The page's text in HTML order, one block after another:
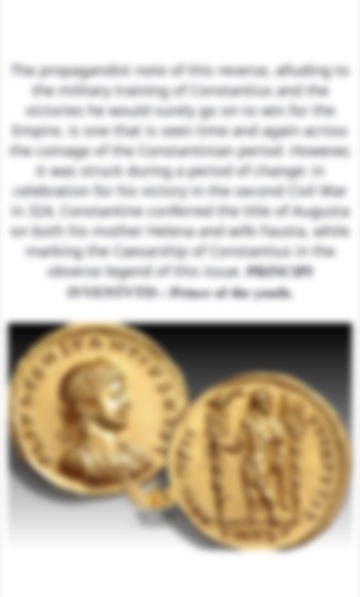
The propagandist note of this reverse, alluding to
the military training of Constantius and the
victories he would surely go on to win for the
Empire, is one that is seen time and again across
the coinage of the Constantinian period. However,
it was struck during a period of change: in
celebration for his victory in the second Civil War
in 324, Constantine conferred the title of Augusta
on both his mother Helena and wife Fausta, while
marking the Caesarship of Constantius in the
obverse legend of this issue.PRINCIPI
IVVENTVTIS : Prince of the youth.